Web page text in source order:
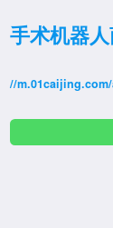
手术机器
//